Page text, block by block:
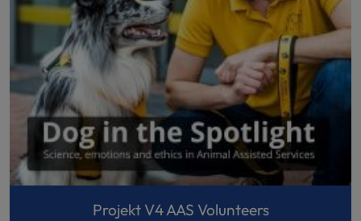
Projekt V4 AAS Volunteers